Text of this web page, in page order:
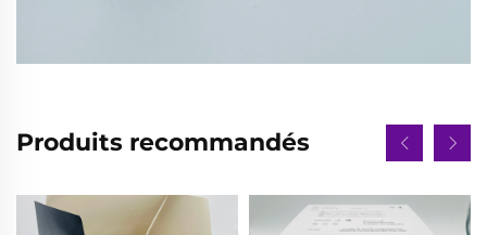
Produits recommandés